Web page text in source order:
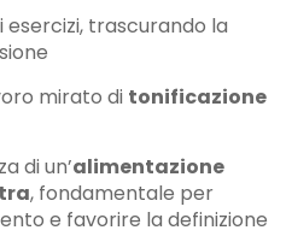
esercizi, trascurando la
mirato di tonificazione
di un’alimentazione
, fondamentale per
e favorire la definizione